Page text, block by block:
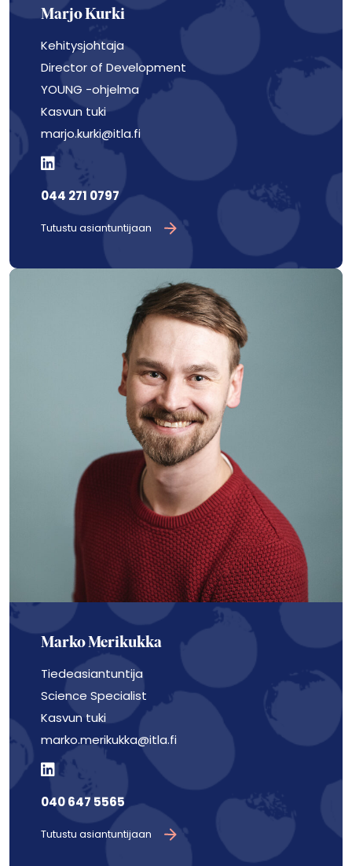
Marjo Kurki
Kehitysjohtaja
Director of Development
YOUNG -ohjelma
Kasvun tuki
marjo.kurki@itla.fi
044 271 0797
Tutustu asiantuntijaan
Marko Merikukka
Tiedeasiantuntija
Science Specialist
Kasvun tuki
marko.merikukka@itla.fi
040 647 5565
Tutustu asiantuntijaan